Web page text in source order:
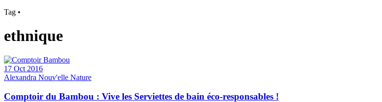
Tag •
ethnique
17 Oct 2016
Alexandra Nouv'elle Nature
Comptoir du Bambou : Vive les Serviettes de bain éco-responsables !